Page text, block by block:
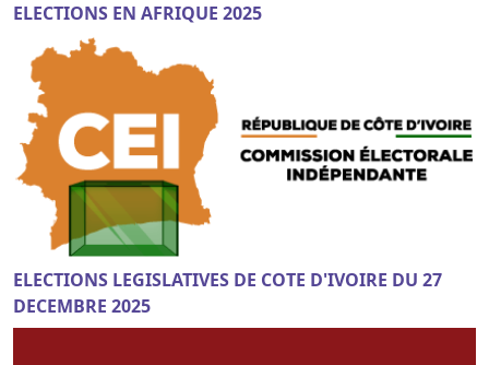
ELECTIONS EN AFRIQUE 2025
ELECTIONS LEGISLATIVES DE COTE D'IVOIRE DU 27
DECEMBRE 2025